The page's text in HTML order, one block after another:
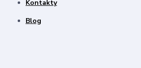
Kontakty
Blog